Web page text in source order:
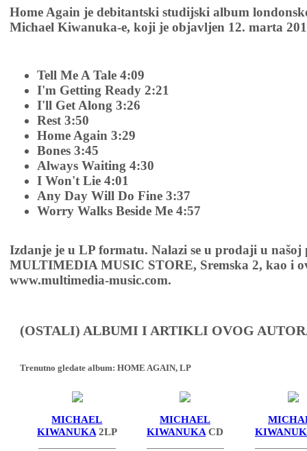
Home Again je debitantski studijski album
Michael Kiwanuka-e, koji je objavljen 12. marta
Tell Me A Tale 4:09
I'm Getting Ready 2:21
I'll Get Along 3:26
Rest 3:50
Home Again 3:29
Bones 3:45
Always Waiting 4:30
I Won't Lie 4:01
Any Day Will Do Fine 3:37
Worry Walks Beside Me 4:57
Izdanje je u LP formatu. Nalazi se u prodaji u našoj
MULTIMEDIA MUSIC STORE, Sremska 2, kao i
www.multimedia-music.com.
(OSTALI) ALBUMI I ARTIKLI OVOG
Trenutno gledate album: HOME AGAIN, LP
MICHAEL
KIWANUKA 2LP
MICHAEL
KIWANUKA CD